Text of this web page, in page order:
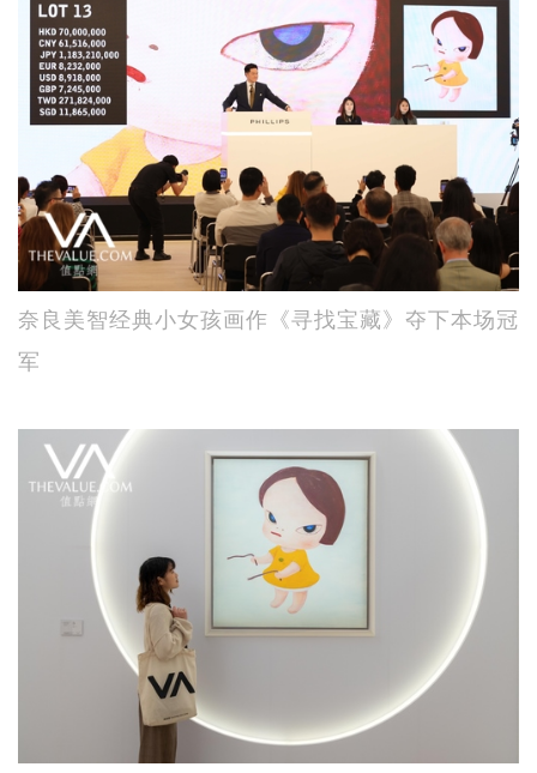
奈良美智经典小女孩画作《寻找宝藏》夺下本场冠
军